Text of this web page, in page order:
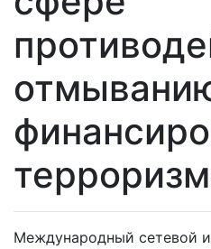
Международный сетевой